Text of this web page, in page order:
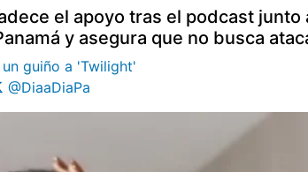
el apoyo tras el podcast junto
y asegura que no busca
guiño a 'Twilight'
@DiaaDiaPa